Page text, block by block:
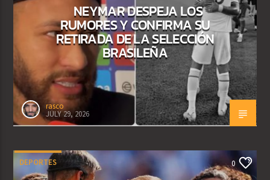
NEYMAR DESPEJA LOS
RUMORES Y CONFIRMA SU
RETIRADA DE LA SELECCIÓN
BRASILEÑA
rasco
JULY 29, 2026
DEPORTES 0